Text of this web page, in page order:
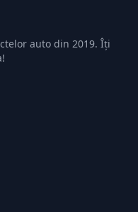
auto din 2019. Îți